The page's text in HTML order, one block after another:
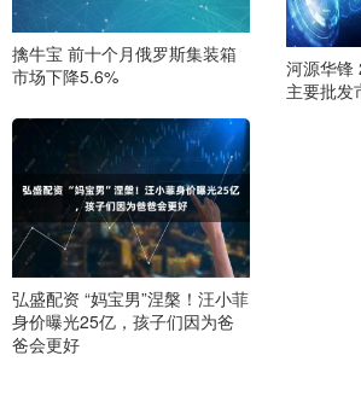
擒牛宝 前十个月俄罗斯集装箱
市场下降5.6%
河源华锋
主要批发
弘盛配资 “妈宝男”涅槃！汪小菲
身价曝光25亿，孩子们因为爸
爸会更好